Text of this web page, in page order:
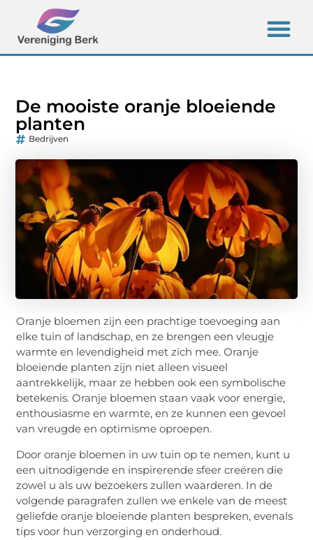
De mooiste oranje bloeiende
planten
Bedrijven
Oranje bloemen zijn een prachtige toevoeging aan
elke tuin of landschap, en ze brengen een vleugje
warmte en levendigheid met zich mee. Oranje
bloeiende planten zijn niet alleen visueel
aantrekkelijk, maar ze hebben ook een symbolische
betekenis. Oranje bloemen staan vaak voor energie,
enthousiasme en warmte, en ze kunnen een gevoel
van vreugde en optimisme oproepen.
Door oranje bloemen in uw tuin op te nemen, kunt u
een uitnodigende en inspirerende sfeer creëren die
zowel u als uw bezoekers zullen waarderen. In de
volgende paragrafen zullen we enkele van de meest
geliefde oranje bloeiende planten bespreken, evenals
tips voor hun verzorging en onderhoud.